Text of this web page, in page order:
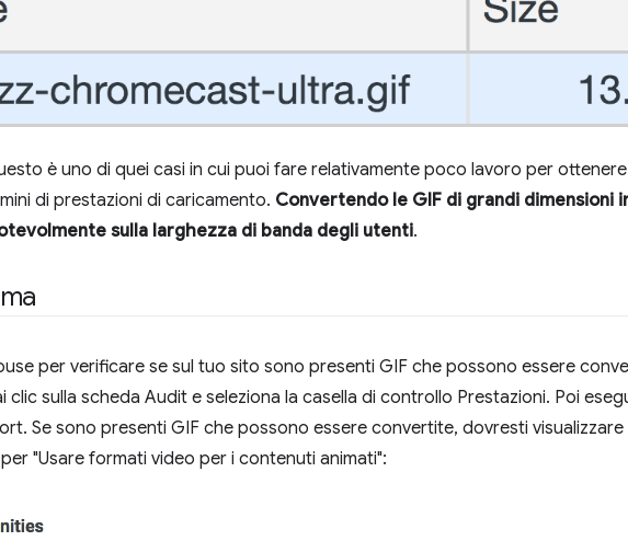
è uno di quei casi in cui puoi fare relativamente poco lavoro per
di prestazioni di caricamento. Convertendo le GIF di grandi dimensioni
sulla larghezza di banda degli utenti.
per verificare se sul tuo sito sono presenti GIF che possono essere
clic sulla scheda Audit e seleziona la casella di controllo Prestazioni. Poi
Se sono presenti GIF che possono essere convertite, dovresti visualizzare
"Usare formati video per i contenuti animati":